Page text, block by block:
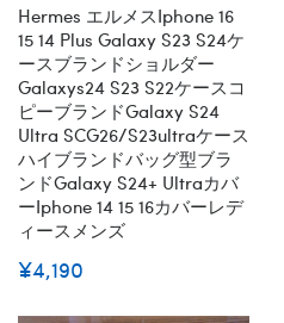
Hermes エルメスiphone 16
15 14 Plus Galaxy S23 S24ケ
ースブランドショルダー
Galaxys24 S23 S22ケースコ
ピーブランドGalaxy S24
Ultra SCG26/s23ultraケース
ハイブランドバッグ型ブラ
ンドgalaxy S24+ Ultraカバ
ーiphone 14 15 16カバーレデ
ィースメンズ
¥4,190